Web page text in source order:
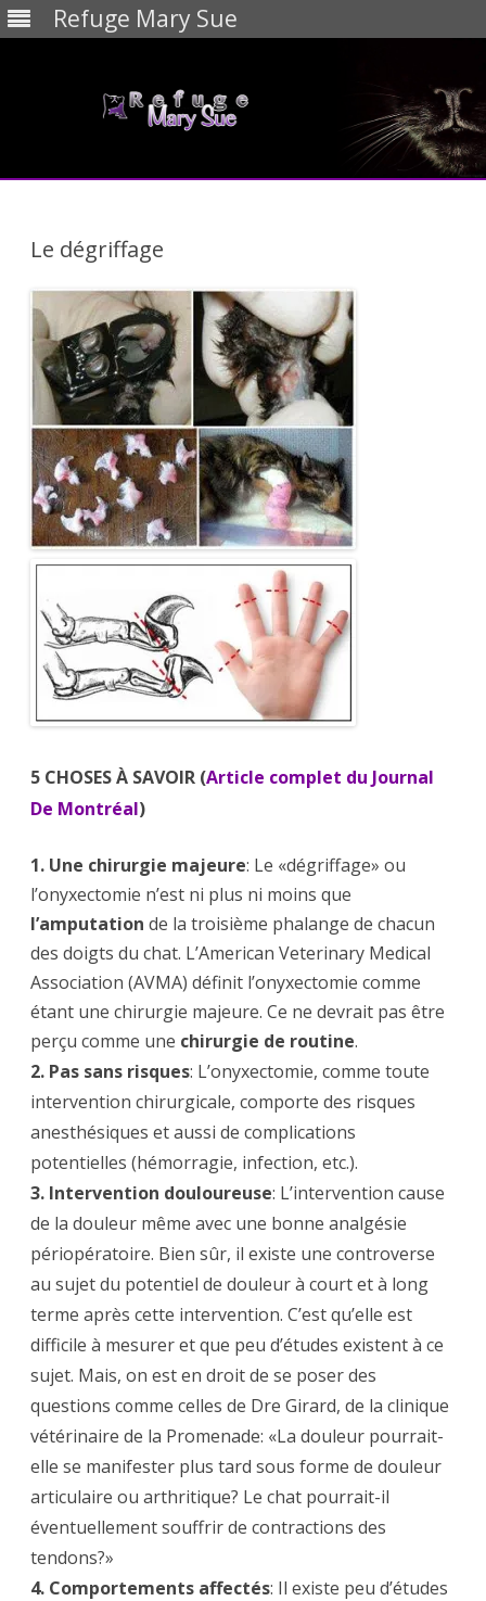
Refuge Mary Sue
Le dégriffage
5 CHOSES À SAVOIR (Article complet du Journal
De Montréal)
1. Une chirurgie majeure: Le «dégriffage» ou
l’onyxectomie n’est ni plus ni moins que
l’amputation de la troisième phalange de chacun
des doigts du chat. L’American Veterinary Medical
Association (AVMA) définit l’onyxectomie comme
étant une chirurgie majeure. Ce ne devrait pas être
perçu comme une chirurgie de routine.
2. Pas sans risques: L’onyxectomie, comme toute
intervention chirurgicale, comporte des risques
anesthésiques et aussi de complications
potentielles (hémorragie, infection, etc.).
3. Intervention douloureuse: L’intervention cause
de la douleur même avec une bonne analgésie
périopératoire. Bien sûr, il existe une controverse
au sujet du potentiel de douleur à court et à long
terme après cette intervention. C’est qu’elle est
difficile à mesurer et que peu d’études existent à ce
sujet. Mais, on est en droit de se poser des
questions comme celles de Dre Girard, de la clinique
vétérinaire de la Promenade: «La douleur pourrait-
elle se manifester plus tard sous forme de douleur
articulaire ou arthritique? Le chat pourrait-il
éventuellement souffrir de contractions des
tendons?»
4. Comportements affectés: Il existe peu d’études